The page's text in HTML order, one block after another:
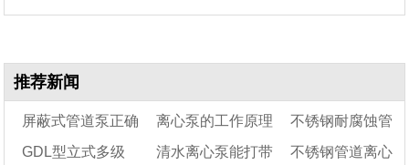
推荐新闻
屏蔽式管道泵正确
安装方式及屏蔽泵的
离心泵的工作原理
及操作注意事项
不锈钢耐腐蚀管
道离心泵—立式管
GDL型立式多级 清水离心泵能打带 不锈钢管道离心